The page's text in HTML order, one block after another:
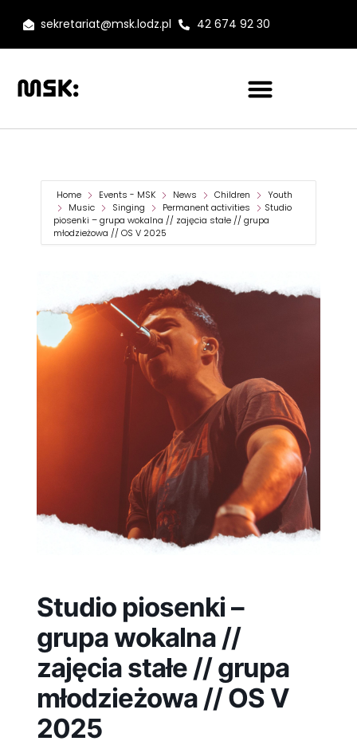
sekretariat@msk.lodz.pl 42 674 92 30
Home Events - MSK News Children
Youth
Music
Singing Permanent activities
Studio
piosenki – grupa wokalna // zajęcia stałe // grupa
młodzieżowa // OS V 2025
Studio piosenki –
grupa wokalna //
zajęcia stałe // grupa
młodzieżowa // OS V
2025